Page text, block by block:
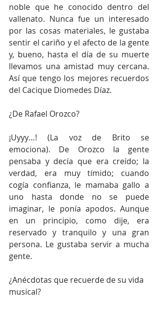
noble que he conocido dentro del
vallenato. Nunca fue un interesado
por las cosas materiales, le gustaba
sentir el cariño y el afecto de la gente
y, bueno, hasta el día de su muerte
llevamos una amistad muy cercana.
Así que tengo los mejores recuerdos
del Cacique Diomedes Díaz.
¿De Rafael Orozco?
¡Uyyy…! (La voz de Brito se
emociona). De Orozco la gente
pensaba y decía que era creído; la
verdad, era muy tímido; cuando
cogía confianza, le mamaba gallo a
uno hasta donde no se puede
imaginar, le ponía apodos. Aunque
en un principio, como dije, era
reservado y tranquilo y una gran
persona. Le gustaba servir a mucha
gente.
¿Anécdotas que recuerde de su vida
musical?